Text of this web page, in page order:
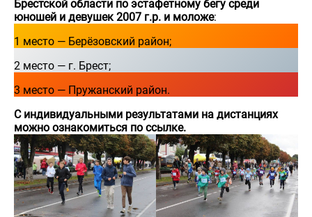
Брестской области по эстафетному бегу среди
юношей и девушек 2007 г.р. и моложе:
1 место — Берёзовский район;
2 место — г. Брест;
3 место — Пружанский район.
С индивидуальными результатами на дистанциях
можно ознакомиться по ссылке.